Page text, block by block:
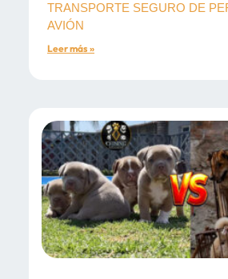
TRANSPORTE SEGURO DE
AVIÓN
Leer más »